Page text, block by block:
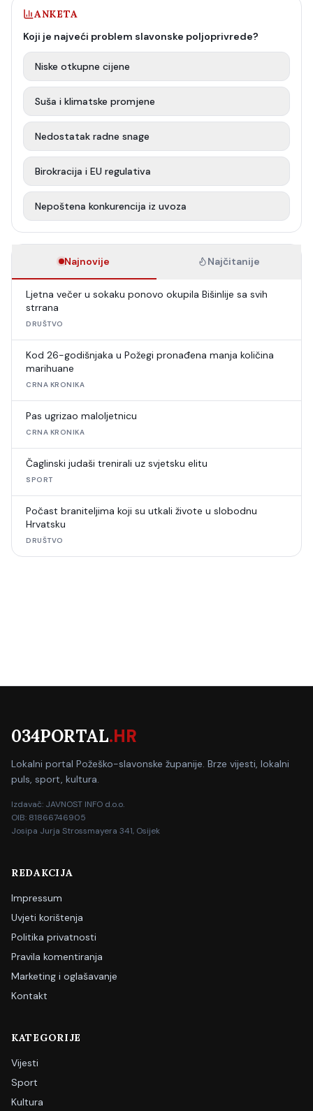
ANKETA
Koji je najveći problem slavonske poljoprivrede?
Niske otkupne cijene
Suša i klimatske promjene
Nedostatak radne snage
Birokracija i EU regulativa
Nepoštena konkurencija iz uvoza
Najnovije Najčitanije
Ljetna večer u sokaku ponovo okupila Bišinlije sa svih
strrana
DRUŠTVO
Kod 26-godišnjaka u Požegi pronađena manja količina
marihuane
CRNA KRONIKA
Pas ugrizao maloljetnicu
CRNA KRONIKA
Čaglinski judaši trenirali uz svjetsku elitu
SPORT
Počast braniteljima koji su utkali živote u slobodnu
Hrvatsku
DRUŠTVO
034PORTAL.HR
Lokalni portal Požeško-slavonske županije. Brze vijesti, lokalni
puls, sport, kultura.
Izdavač: JAVNOST INFO d.o.o.
OIB: 81866746905
Josipa Jurja Strossmayera 341, Osijek
REDAKCIJA
Impressum
Uvjeti korištenja
Politika privatnosti
Pravila komentiranja
Marketing i oglašavanje
Kontakt
KATEGORIJE
Vijesti
Sport
Kultura